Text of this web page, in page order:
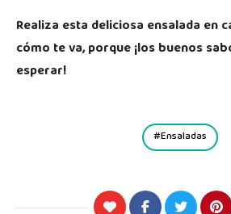
Realiza esta deliciosa ensalada en
cómo te va, porque ¡los buenos
esperar!
Ensaladas